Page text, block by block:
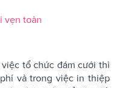
vẹn toàn
tổ chức đám cưới thì
và trong việc in thiệp